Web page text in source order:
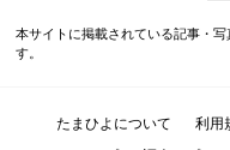
本サイトに掲載されている記事・
す。
たまひよについて 利用